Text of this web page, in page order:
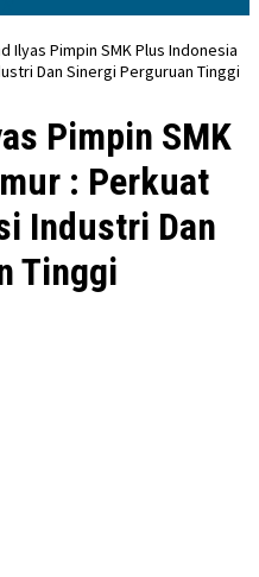
Ilyas Pimpin SMK Plus Indonesia
Dan Sinergi Perguruan Tinggi
Pimpin SMK
: Perkuat
Industri Dan
Tinggi